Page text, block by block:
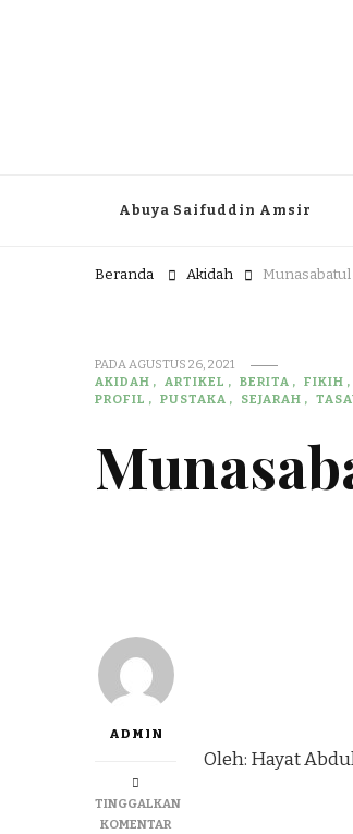
Abuya Saifuddin Amsir
Beranda Akidah Munasabatul
PADAAGUSTUS 26, 2021
AKIDAH
ARTIKEL BERITA FIKIH
PROFIL
PUSTAKA SEJARAH
ADMIN
TINGGALKAN
KOMENTAR
Oleh: Hayat